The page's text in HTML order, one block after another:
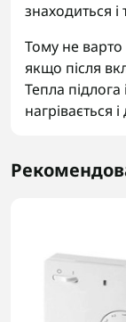
знаходиться і
Тому не варто
якщо після
Тепла підлога
нагрівається